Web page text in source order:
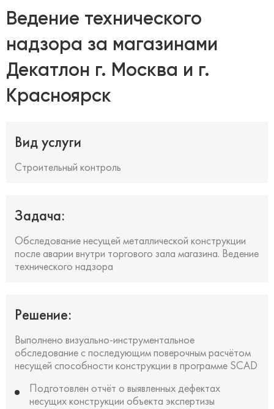
Ведение технического
надзора за магазинами
Декатлон г. Москва и г.
Красноярск
Вид услуги
Строительный контроль
Задача:
Обследование несущей металлической конструкции
после аварии внутри торгового зала магазина. Ведение
технического надзора
Решение:
Выполнено визуально-инструментальное
обследование с последующим поверочным расчётом
несущей способности конструкции в программе SCAD
Подготовлен отчёт о выявленных дефектах
несущих конструкции объекта экспертизы